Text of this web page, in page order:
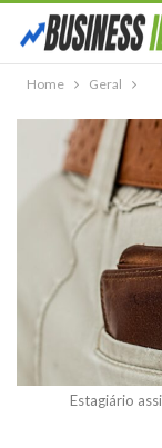
Home Geral
Estagiário